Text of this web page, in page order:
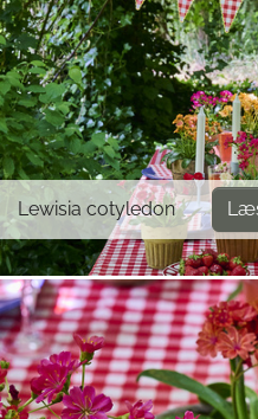
Lewisia cotyledon